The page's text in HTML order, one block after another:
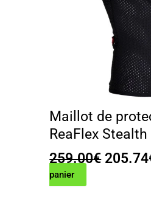
Maillot de
ReaFlex
259.00€ Le
205.74
panier